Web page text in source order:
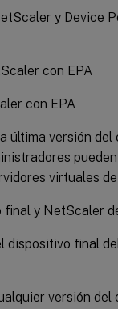
y Device
con EPA
con EPA
última versión
virtuales
y NetScaler
dispositivo final
versión del